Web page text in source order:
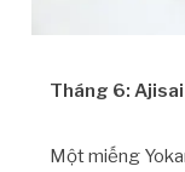
Tháng 6: Ajisai
Một miếng